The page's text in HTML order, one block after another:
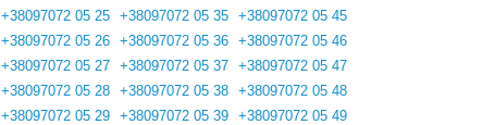
+38097072 05 25
+38097072 05 26
+38097072 05 27
+38097072 05 28
+38097072 05 29
+38097072 05 35
+38097072 05 36
+38097072 05 37
+38097072 05 38
+38097072 05 39
+38097072 05 45
+38097072 05 46
+38097072 05 47
+38097072 05 48
+38097072 05 49